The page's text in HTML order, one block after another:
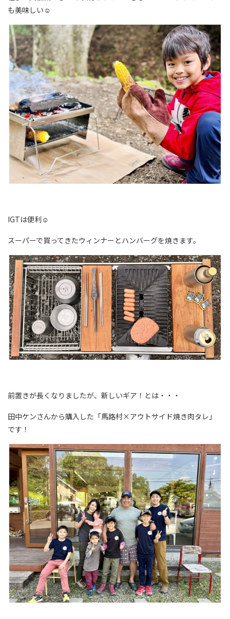
も美味しい☺
IGTは便利☺
スーパーで買ってきたウィンナーとハンバーグを焼きます。
前置きが長くなりましたが、新しいギア！とは・・・
田中ケンさんから購入した「馬路村×アウトサイド焼き肉タレ」
です！